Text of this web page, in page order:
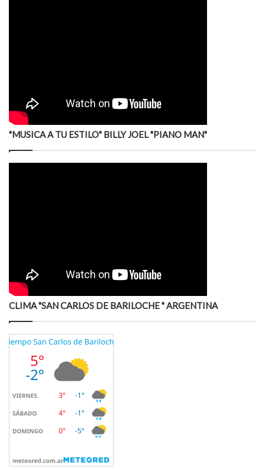
"MUSICA A TU ESTILO" BILLY JOEL "PIANO MAN"
CLIMA "SAN CARLOS DE BARILOCHE " ARGENTINA